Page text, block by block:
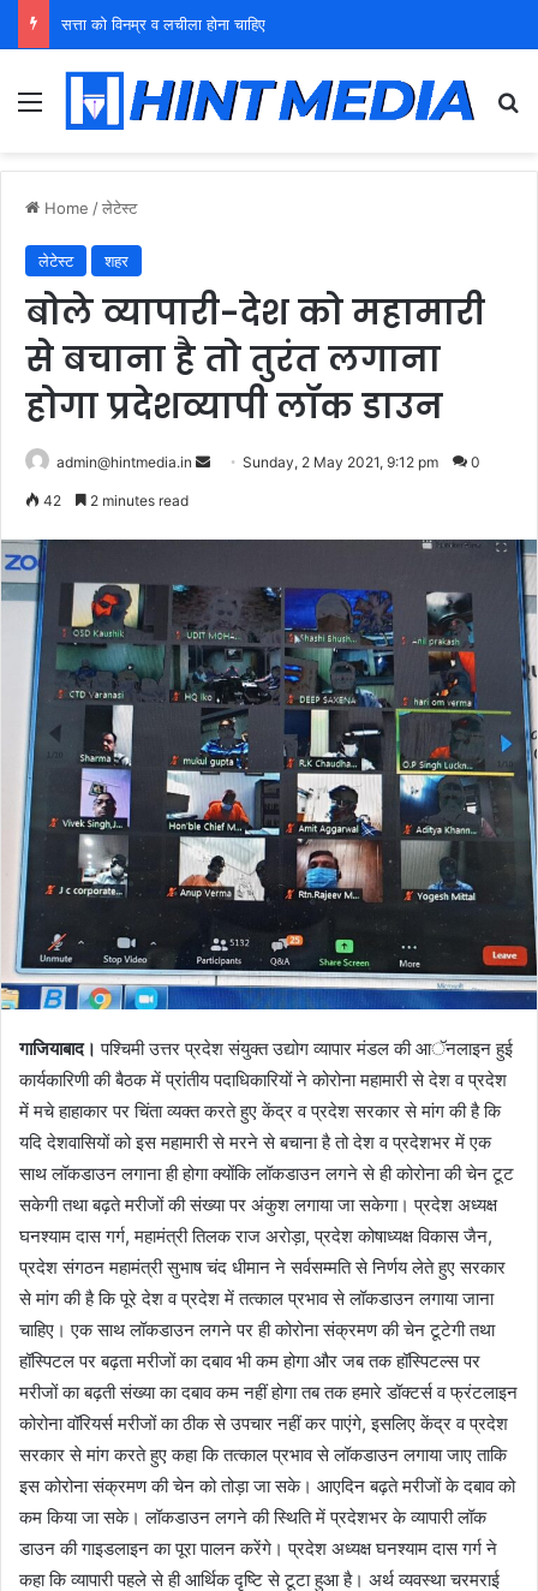
युवा शक्ति को पहचाने बूढ़ा नेतृत्व
Menu
Home /लेटेस्ट
लेटेस्ट शहर
बोले व्यापारी-देश को महामारी
से बचाना है तो तुरंत लगाना
होगा प्रदेशव्यापी लॉक डाउन
admin@hintmedia.in
SendSunday, 2 May 2021, 9:12 pm 0
42 2 minutes read
गाजियाबाद। पश्चिमी उत्तर प्रदेश संयुक्त उद्योग व्यापार मंडल की आॅनलाइन हुई
कार्यकारिणी की बैठक में प्रांतीय पदाधिकारियों ने कोरोना महामारी से देश व प्रदेश
में मचे हाहाकार पर चिंता व्यक्त करते हुए केंद्र व प्रदेश सरकार से मांग की है कि
यदि देशवासियों को इस महामारी से मरने से बचाना है तो देश व प्रदेशभर में एक
साथ लॉकडाउन लगाना ही होगा क्योंकि लॉकडाउन लगने से ही कोरोना की चेन टूट
सकेगी तथा बढ़ते मरीजों की संख्या पर अंकुश लगाया जा सकेगा। प्रदेश अध्यक्ष
घनश्याम दास गर्ग, महामंत्री तिलक राज अरोड़ा, प्रदेश कोषाध्यक्ष विकास जैन,
प्रदेश संगठन महामंत्री सुभाष चंद धीमान ने सर्वसम्मति से निर्णय लेते हुए सरकार
से मांग की है कि पूरे देश व प्रदेश में तत्काल प्रभाव से लॉकडाउन लगाया जाना
चाहिए। एक साथ लॉकडाउन लगने पर ही कोरोना संक्रमण की चेन टूटेगी तथा
हॉस्पिटल पर बढ़ता मरीजों का दबाव भी कम होगा और जब तक हॉस्पिटल्स पर
मरीजों का बढ़ती संख्या का दबाव कम नहीं होगा तब तक हमारे डॉक्टर्स व फ्रंटलाइन
कोरोना वॉरियर्स मरीजों का ठीक से उपचार नहीं कर पाएंगे, इसलिए केंद्र व प्रदेश
सरकार से मांग करते हुए कहा कि तत्काल प्रभाव से लॉकडाउन लगाया जाए ताकि
इस कोरोना संक्रमण की चेन को तोड़ा जा सके। आएदिन बढ़ते मरीजों के दबाव को
कम किया जा सके। लॉकडाउन लगने की स्थिति में प्रदेशभर के व्यापारी लॉक
डाउन की गाइडलाइन का पूरा पालन करेंगे। प्रदेश अध्यक्ष घनश्याम दास गर्ग ने
कहा कि व्यापारी पहले से ही आर्थिक दृष्टि से टूटा हुआ है। अर्थ व्यवस्था चरमराई